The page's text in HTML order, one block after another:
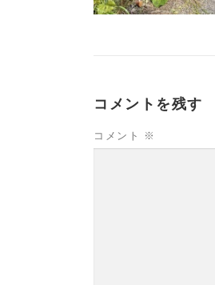
コメントを残す
コメント ※